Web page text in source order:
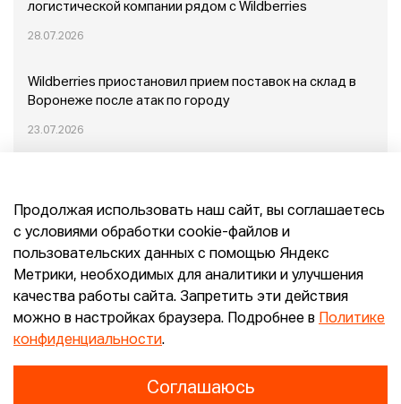
логистической компании рядом с Wildberries
28.07.2026
Wildberries приостановил прием поставок на склад в
Воронеже после атак по городу
23.07.2026
Конец эпохи маркетплейсов: прогнозы сооснователя
Mr.Doors Максима Валецкого
26.06.2026
КонфиденциальностьСогласие
Продолжая использовать наш сайт, вы соглашаетесь
с условиями обработки cookie-файлов и
пользовательских данных с помощью Яндекс
Метрики, необходимых для аналитики и улучшения
качества работы сайта. Запретить эти действия
можно в настройках браузера. Подробнее в
Политике
конфиденциальности.
Соглашаюсь